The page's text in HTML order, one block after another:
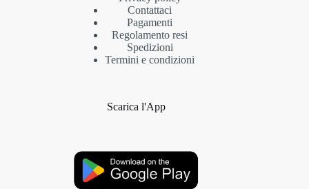
Contattaci
Pagamenti
Regolamento resi
Spedizioni
Termini e condizioni
Scarica l'App